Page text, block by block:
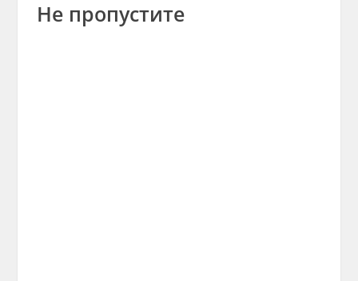
Не пропустите